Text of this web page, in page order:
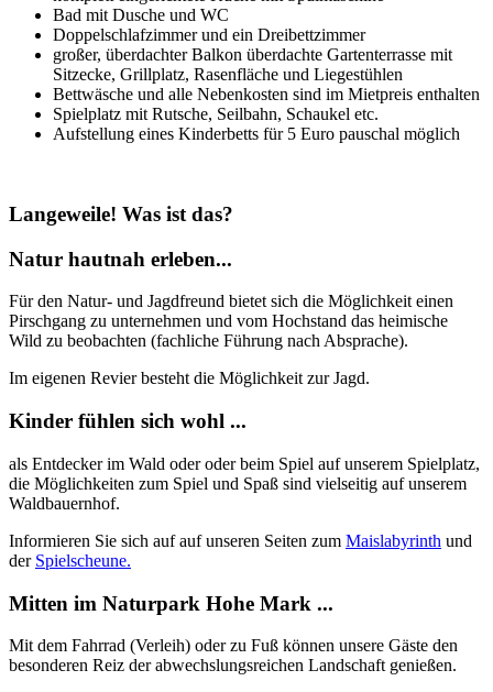
Bad mit Dusche und WC
Doppelschlafzimmer und ein Dreibettzimmer
großer, überdachter Balkon überdachte Gartenterrasse mit
Sitzecke, Grillplatz, Rasenfläche und Liegestühlen
Bettwäsche und alle Nebenkosten sind im Mietpreis enthalten
Spielplatz mit Rutsche, Seilbahn, Schaukel etc.
Aufstellung eines Kinderbetts für 5 Euro pauschal möglich
Langeweile! Was ist das?
Natur hautnah erleben...
Für den Natur- und Jagdfreund bietet sich die Möglichkeit einen
Pirschgang zu unternehmen und vom Hochstand das heimische
Wild zu beobachten (fachliche Führung nach Absprache).
Im eigenen Revier besteht die Möglichkeit zur Jagd.
Kinder fühlen sich wohl ...
als Entdecker im Wald oder oder beim Spiel auf unserem Spielplatz,
die Möglichkeiten zum Spiel und Spaß sind vielseitig auf unserem
Waldbauernhof.
Informieren Sie sich auf auf unseren Seiten zum Maislabyrinth und
der Spielscheune.
Mitten im Naturpark Hohe Mark ...
Mit dem Fahrrad (Verleih) oder zu Fuß können unsere Gäste den
besonderen Reiz der abwechslungsreichen Landschaft genießen.